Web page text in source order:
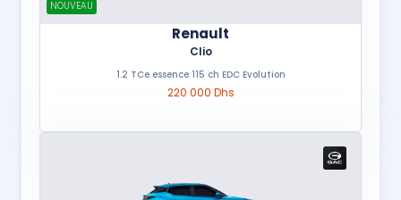
NOUVEAU
Renault
Clio
1.2 TCe essence 115 ch EDC Evolution
220 000 Dhs